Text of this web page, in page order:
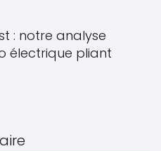
: notre analyse
électrique pliant